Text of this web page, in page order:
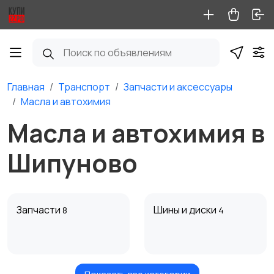
Главная Транспорт
Запчасти и аксессуары
Масла и автохимия
Масла и автохимия в
Шипуново
Запчасти 8 Шины и диски 4